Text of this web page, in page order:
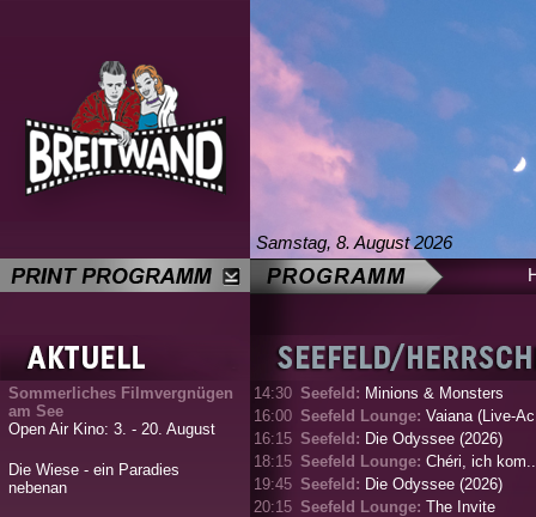
Samstag, 8. August 2026
Sommerliches Filmvergnügen
am See
Open Air Kino: 3. - 20. August
Die Wiese - ein Paradies
nebenan
14:30 Seefeld: Minions & Monsters
16:00 Seefeld Lounge: Vaiana (Live-
16:15 Seefeld: Die Odyssee (2026)
18:15 Seefeld Lounge: Chéri, ich
19:45 Seefeld: Die Odyssee (2026)
20:15 Seefeld Lounge: The Invite